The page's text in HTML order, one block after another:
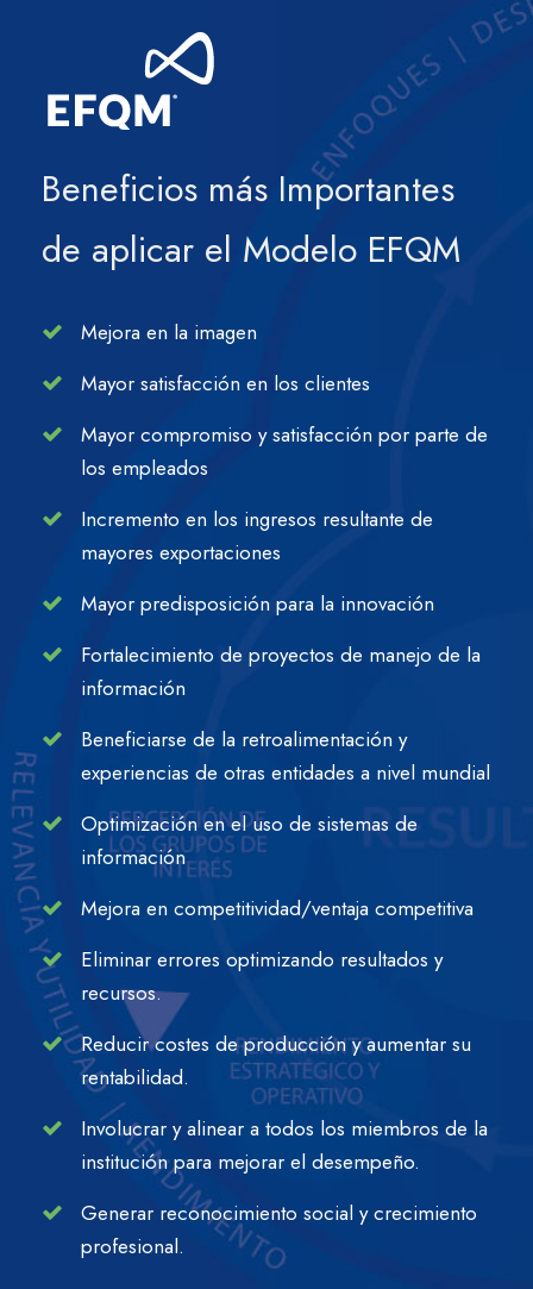
Beneficios más Importantes
de aplicar el Modelo EFQM
Mejora en la imagen
Mayor satisfacción en los clientes
Mayor compromiso y satisfacción por parte de
los empleados
Incremento en los ingresos resultante de
mayores exportaciones
Mayor predisposición para la innovación
Fortalecimiento de proyectos de manejo de la
información
Beneficiarse de la retroalimentación y
experiencias de otras entidades a nivel mundial
Optimización en el uso de sistemas de
información
Mejora en competitividad/ventaja competitiva
Eliminar errores optimizando resultados y
recursos.
Reducir costes de producción y aumentar su
rentabilidad.
Involucrar y alinear a todos los miembros de la
institución para mejorar el desempeño.
Generar reconocimiento social y crecimiento
profesional.